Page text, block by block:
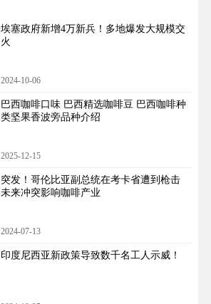
埃塞政府新增4万新兵！多地爆发大规模交
火
2024-10-06
巴西咖啡口味 巴西精选咖啡豆 巴西咖啡种
类坚果香波旁品种介绍
2025-12-15
突发！哥伦比亚副总统在考卡省遭到枪击
未来冲突影响咖啡产业
2024-07-13
印度尼西亚新政策导致数千名工人示威！